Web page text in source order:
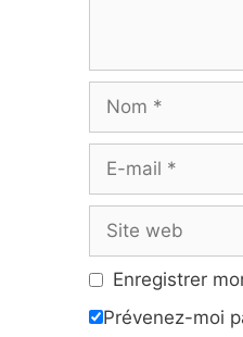
mail
web
Enregistrer
Prévenez-moi